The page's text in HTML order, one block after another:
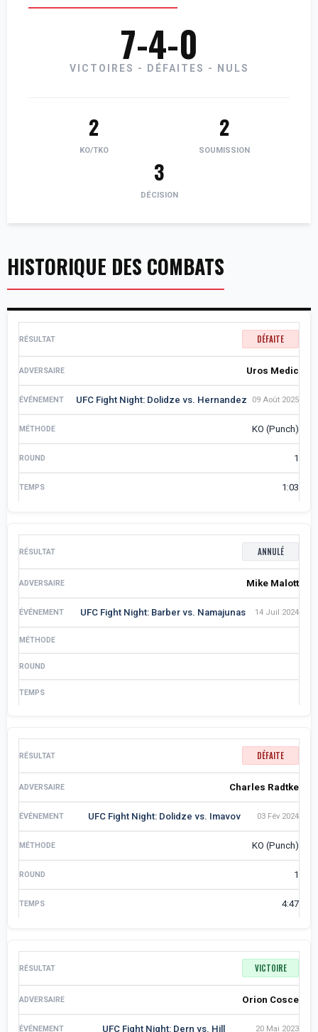
7-4-0
VICTOIRES - DÉFAITES - NULS
2
KO/TKO
2
SOUMISSION
3
DÉCISION
HISTORIQUE DES COMBATS
DÉFAITE
Uros Medic
UFC Fight Night: Dolidze vs. Hernandez 09 Août 2025
KO (Punch)
1
1:03
ANNULÉ
Mike Malott
UFC Fight Night: Barber vs. Namajunas 14 Juil 2024
DÉFAITE
Charles Radtke
UFC Fight Night: Dolidze vs. Imavov 03 Fév 2024
KO (Punch)
1
4:47
VICTOIRE
Orion Cosce
UFC Fight Night: Dern vs. Hill 20 Mai 2023